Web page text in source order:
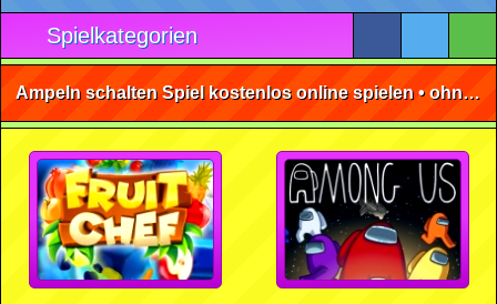
Spielkategorien
Ampeln schalten Spiel kostenlos online spielen • ohne Anmeldung 🕹️